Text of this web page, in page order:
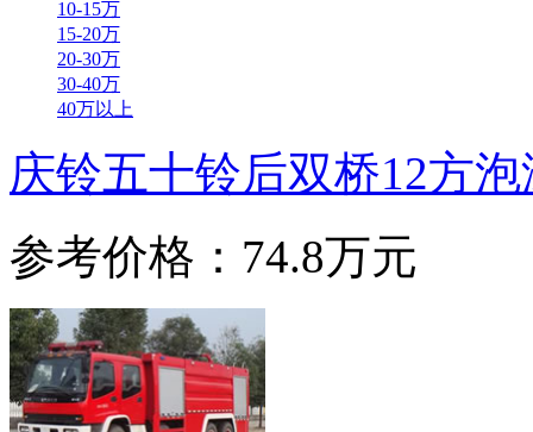
10-15万
15-20万
20-30万
30-40万
40万以上
庆铃五十铃后双桥12方
参考价格：74.8万元